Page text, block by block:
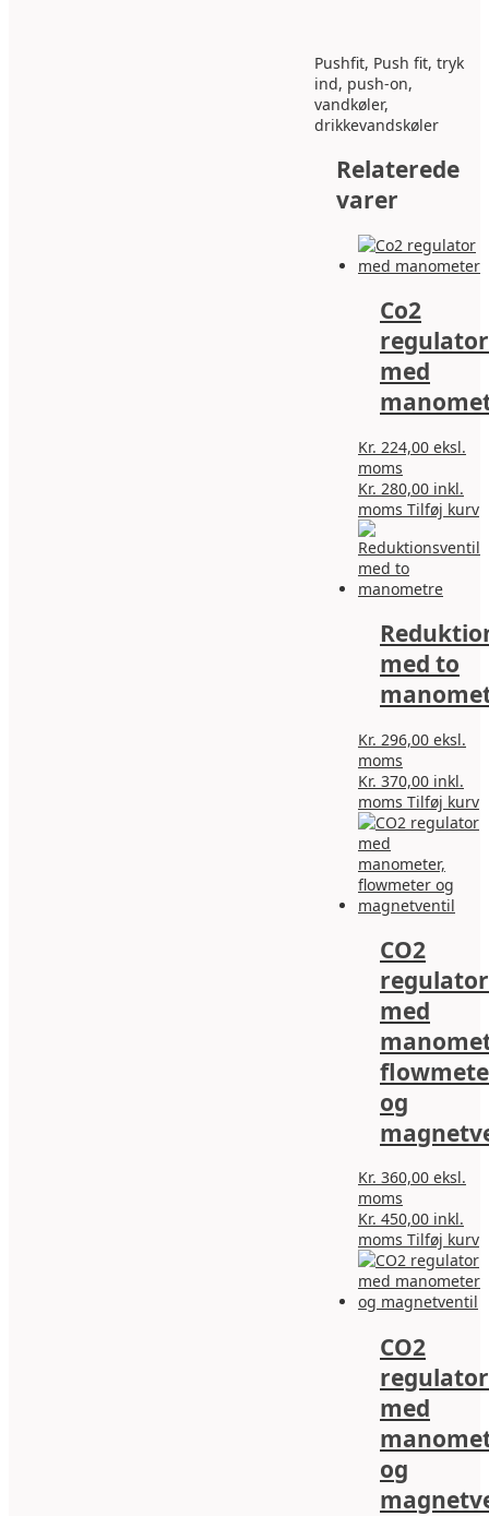
Pushfit, Push fit, tryk
ind, push-on,
vandkøler,
drikkevandskøler
Relaterede
varer
Co2
regulator
med
Kr. 224,00 eksl.
moms
Kr. 280,00 inkl.
moms Tilføj kurv
med to
Kr. 296,00 eksl.
moms
Kr. 370,00 inkl.
moms Tilføj kurv
CO2
regulator
med
og
Kr. 360,00 eksl.
moms
Kr. 450,00 inkl.
moms Tilføj kurv
CO2
regulator
med
og